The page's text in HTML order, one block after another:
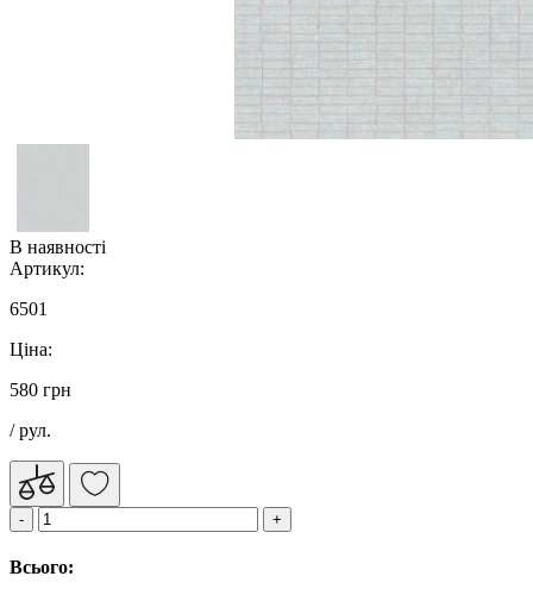
В наявності
Артикул:
6501
Ціна:
580 грн
/ рул.
Всього: